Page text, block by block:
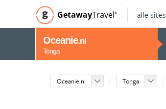
GetawayTravel© alle sites
Oceanie.nl
Tonga
Oceanie.nl Tonga